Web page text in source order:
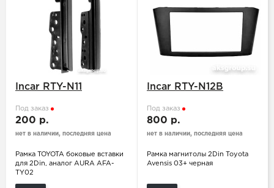
Incar RTY-N11
Под заказ
200 р.
нет в наличии, последняя цена
Рамка TOYOTA боковые вставки
для 2Din, аналог AURA AFA-
TY02
Incar RTY-N12B
Под заказ
800 р.
нет в наличии, последняя цена
Рамка магнитолы 2Din Toyota
Avensis 03+ черная